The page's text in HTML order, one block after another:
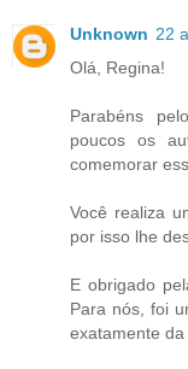
Unknown 22
Olá, Regina!
Parabéns
poucos os
comemorar
Você realiza
por isso lhe
E obrigado
Para nós, foi
exatamente